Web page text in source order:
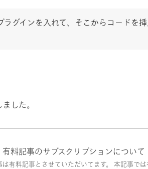
グインを入れて、そこからコードを挿
した。
料記事のサブスクリプションについて
有料記事とさせていただいてます。 本記事では